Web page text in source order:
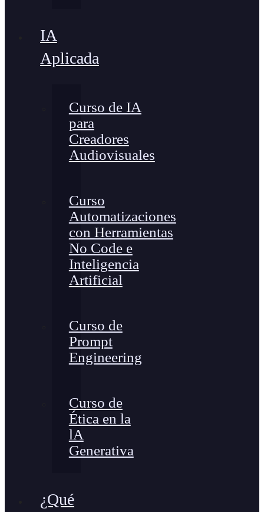
IA
Aplicada
Curso de IA
para
Creadores
Audiovisuales
Curso
Automatizaciones
con Herramientas
No Code e
Inteligencia
Artificial
Curso de
Prompt
Engineering
Curso de
Ética en la
lA
Generativa
¿Qué